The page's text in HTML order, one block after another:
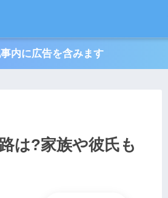
内に広告を含みます
は?家族や彼氏も